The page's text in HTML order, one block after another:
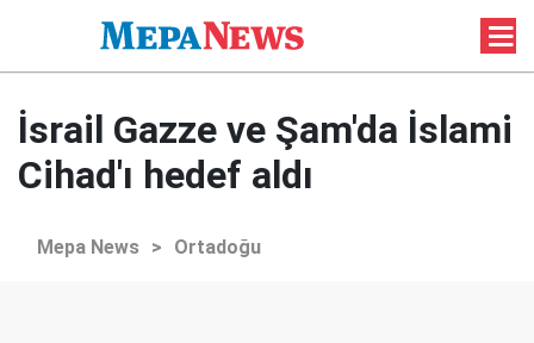
İsrail Gazze ve Şam'da İslami
Cihad'ı hedef aldı
Mepa News > Ortadoğu